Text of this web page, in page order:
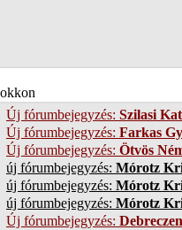
Új fórumbejegyzés: Szilasi
Új fórumbejegyzés: Farkas
Új fórumbejegyzés: Ötvös
új fórumbejegyzés: Mórotz
új fórumbejegyzés: Mórotz
új fórumbejegyzés: Mórotz
Új fórumbejegyzés: